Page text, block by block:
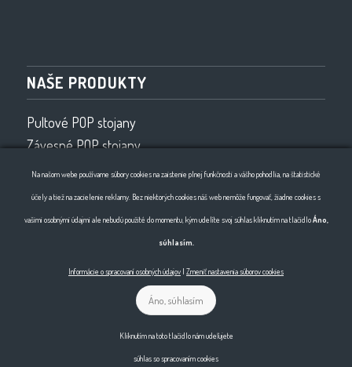
NAŠE PRODUKTY
Pultové POP stojany
Závesné POP stojany
Vybavenie obchodov
Drôtený program
Ohýbanie drôtu 2D, 3D
Na našom webe používame súbory cookies na zaistenie plnej funkčnosti a vášho pohodlia, na štatistické
účely a tiež na zacielenie reklamy. Bez niektorých cookies náš web nemôže fungovať, žiadne cookies s
vašimi osobnými údajmi ale nebudú použité do momentu, kým udelíte svoj súhlas kliknutím na tlačidloÁno,
súhlasím.
Informácie o spracovaní osobných údajov | Zmeniť nastavenia súborov cookies
Áno, súhlasím
Kliknutím na toto tlačidlo nám udeľujete
súhlas so spracovaním cookies